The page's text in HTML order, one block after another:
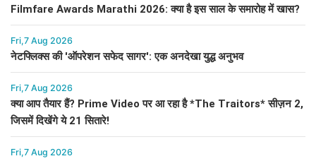
Filmfare Awards Marathi 2026: क्या है इस साल के समारोह में खास?
Fri,7 Aug 2026
नेटफ्लिक्स की 'ऑपरेशन सफेद सागर': एक अनदेखा युद्ध अनुभव
Fri,7 Aug 2026
क्या आप तैयार हैं? Prime Video पर आ रहा है *The Traitors* सीज़न 2,
जिसमें दिखेंगे ये 21 सितारे!
Fri,7 Aug 2026